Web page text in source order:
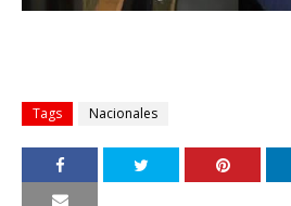
Tags Nacionales